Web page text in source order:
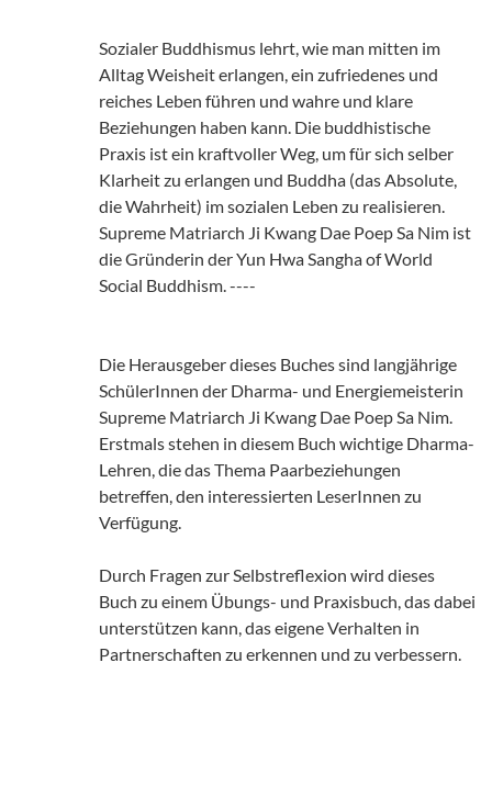
Sozialer Buddhismus lehrt, wie man mitten im
Alltag Weisheit erlangen, ein zufriedenes und
reiches Leben führen und wahre und klare
Beziehungen haben kann. Die buddhistische
Praxis ist ein kraftvoller Weg, um für sich selber
Klarheit zu erlangen und Buddha (das Absolute,
die Wahrheit) im sozialen Leben zu realisieren.
Supreme Matriarch Ji Kwang Dae Poep Sa Nim ist
die Gründerin der Yun Hwa Sangha of World
Social Buddhism. ----
Die Herausgeber dieses Buches sind langjährige
SchülerInnen der Dharma- und Energiemeisterin
Supreme Matriarch Ji Kwang Dae Poep Sa Nim.
Erstmals stehen in diesem Buch wichtige Dharma-
Lehren, die das Thema Paarbeziehungen
betreffen, den interessierten LeserInnen zu
Verfügung.
Durch Fragen zur Selbstreflexion wird dieses
Buch zu einem Übungs- und Praxisbuch, das dabei
unterstützen kann, das eigene Verhalten in
Partnerschaften zu erkennen und zu verbessern.